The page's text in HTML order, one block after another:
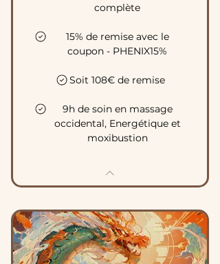
complète
15% de remise avec le
coupon - PHENIX15%
Soit 108€ de remise
9h de soin en massage
occidental, Energétique et
moxibustion